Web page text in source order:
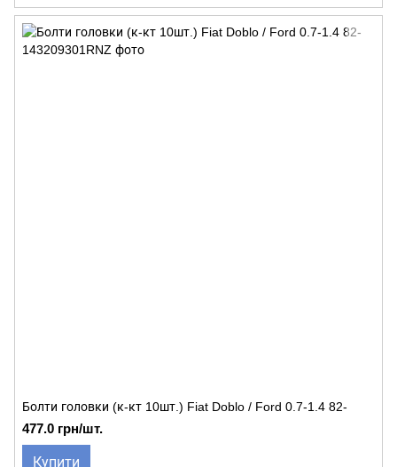
Болти головки (к-кт 10шт.) Fiat Doblo / Ford 0.7-1.4 82-
477.0 грн/шт.
Купити